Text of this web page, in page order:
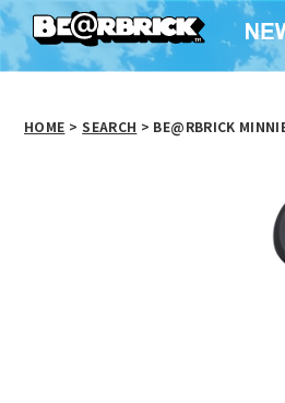
HOME > SEARCH > BE@RBRICK